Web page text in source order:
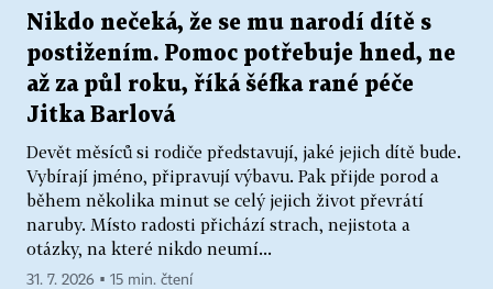
Nikdo nečeká, že se mu narodí dítě s
postižením. Pomoc potřebuje hned, ne
až za půl roku, říká šéfka rané péče
Jitka Barlová
Devět měsíců si rodiče představují, jaké jejich dítě bude.
Vybírají jméno, připravují výbavu. Pak přijde porod a
během několika minut se celý jejich život převrátí
naruby. Místo radosti přichází strach, nejistota a
otázky, na které nikdo neumí...
31. 7. 2026 ▪ 15 min. čtení